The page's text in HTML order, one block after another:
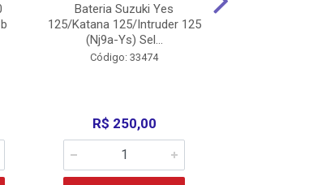
Bateria Suzuki Yes
125/Katana 125/Intruder 125
(Nj9a-Ys) Sel...
Código: 33474
R$ 250,00